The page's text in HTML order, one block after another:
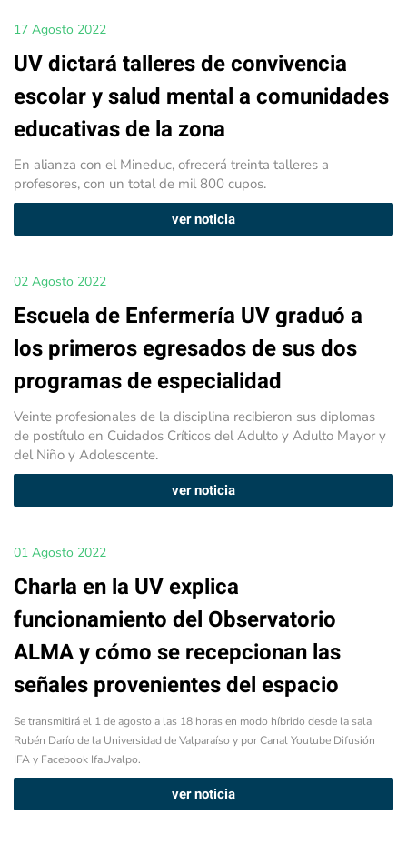
17 Agosto 2022
UV dictará talleres de convivencia
escolar y salud mental a comunidades
educativas de la zona
En alianza con el Mineduc, ofrecerá treinta talleres a
profesores, con un total de mil 800 cupos.
ver noticia
02 Agosto 2022
Escuela de Enfermería UV graduó a
los primeros egresados de sus dos
programas de especialidad
Veinte profesionales de la disciplina recibieron sus diplomas
de postítulo en Cuidados Críticos del Adulto y Adulto Mayor y
del Niño y Adolescente.
ver noticia
01 Agosto 2022
Charla en la UV explica
funcionamiento del Observatorio
ALMA y cómo se recepcionan las
señales provenientes del espacio
Se transmitirá el 1 de agosto a las 18 horas en modo híbrido desde la sala
Rubén Darío de la Universidad de Valparaíso y por Canal Youtube Difusión
IFA y Facebook IfaUvalpo.
ver noticia